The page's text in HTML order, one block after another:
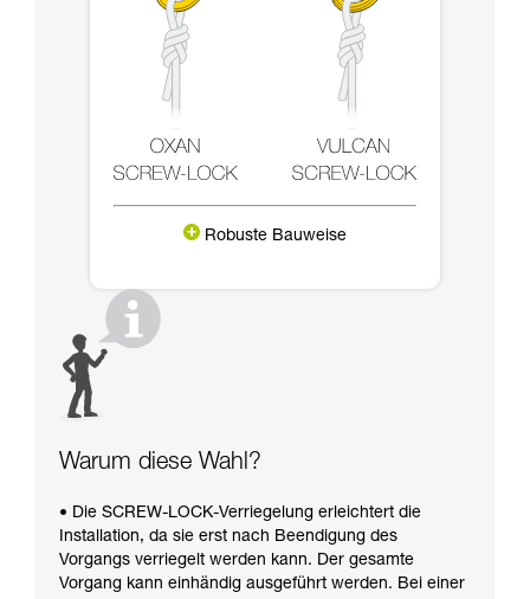
Robuste Bauweise
Warum diese Wahl?
• Die SCREW-LOCK-Verriegelung erleichtert die
Installation, da sie erst nach Beendigung des
Vorgangs verriegelt werden kann. Der gesamte
Vorgang kann einhändig ausgeführt werden. Bei einer